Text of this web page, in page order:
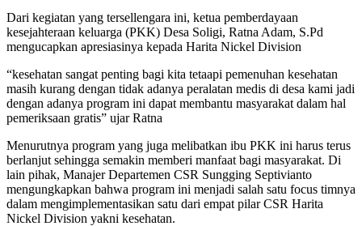
Dari kegiatan yang tersellengara ini, ketua pemberdayaan
kesejahteraan keluarga (PKK) Desa Soligi, Ratna Adam, S.Pd
mengucapkan apresiasinya kepada Harita Nickel Division
“kesehatan sangat penting bagi kita tetaapi pemenuhan kesehatan
masih kurang dengan tidak adanya peralatan medis di desa kami jadi
dengan adanya program ini dapat membantu masyarakat dalam hal
pemeriksaan gratis” ujar Ratna
Menurutnya program yang juga melibatkan ibu PKK ini harus terus
berlanjut sehingga semakin memberi manfaat bagi masyarakat. Di
lain pihak, Manajer Departemen CSR Sungging Septivianto
mengungkapkan bahwa program ini menjadi salah satu focus timnya
dalam mengimplementasikan satu dari empat pilar CSR Harita
Nickel Division yakni kesehatan.